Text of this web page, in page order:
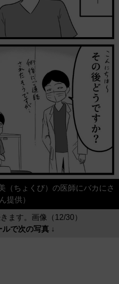
（ちょくび）の医師にバカにさ
提供）
ます。画像（12/30）
ルで次の写真 ↓